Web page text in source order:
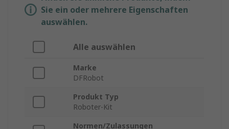
Sie ein oder mehrere Eigenschaften
auswählen.
Alle auswählen
Marke
DFRobot
Produkt Typ
Roboter-Kit
Normen/Zulassungen